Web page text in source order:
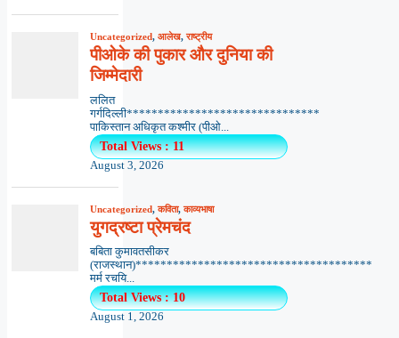
Uncategorized, आलेख,राष्ट्रीय
पीओके की पुकार और दुनिया की
जिम्मेदारी
ललित
गर्गदिल्ली*******************************
पाकिस्तान अधिकृत कश्मीर (पीओ...
Total Views : 11
August 3, 2026
Uncategorized,कविता,काव्यभाषा
युगद्रष्टा प्रेमचंद
बबिता कुमावतसीकर
(राजस्थान)**************************************
मर्म रचयि...
Total Views : 10
August 1, 2026